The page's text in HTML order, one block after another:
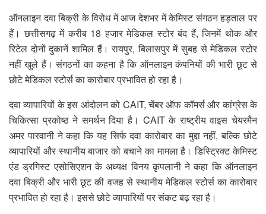
ऑनलाइन दवा बिक्री के विरोध में आज देशभर में केमिस्ट संगठन हड़ताल पर
हैं। छत्तीसगढ़ में करीब 18 हजार मेडिकल स्टोर बंद हैं, जिनमें थोक और
रिटेल दोनों दुकानें शामिल हैं। रायपुर, बिलासपुर में सुबह से मेडिकल स्टोर
नहीं खुले हैं। संगठनों का कहना है कि ऑनलाइन कंपनियों की भारी छूट से
छोटे मेडिकल स्टोर्स का कारोबार प्रभावित हो रहा है।
दवा व्यापारियों के इस आंदोलन को CAIT, चेंबर ऑफ कॉमर्स और कांग्रेस के
चिकित्सा प्रकोष्ठ ने समर्थन दिया है। CAIT के राष्ट्रीय वाइस चेयरमैन
अमर पारवानी ने कहा कि यह सिर्फ दवा कारोबार का मुद्दा नहीं, बल्कि छोटे
व्यापारियों और स्थानीय बाजार को बचाने का मामला है। डिस्ट्रिक्ट केमिस्ट
एंड ड्रगिस्ट एसोसिएशन के अध्यक्ष विनय कृपलानी ने कहा कि ऑनलाइन
दवा बिक्री और भारी छूट की वजह से स्थानीय मेडिकल स्टोर्स का कारोबार
प्रभावित हो रहा है। इससे छोटे व्यापारियों पर संकट बढ़ रहा है।